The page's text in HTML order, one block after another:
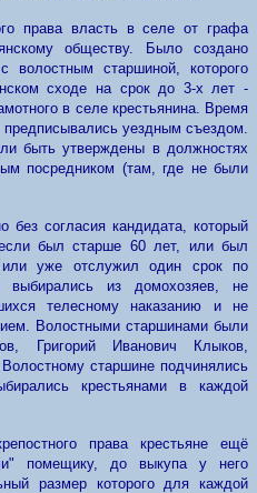
права власть в селе от графа
обществу. Было создано
волостным старшиной, которого
сходе на срок до 3-х лет -
в селе крестьянина. Время
предписывались уездным съездом.
быть утверждены в должностях
посредником (там, где не были
без согласия кандидата, который
был старше 60 лет, или был
уже отслужил один срок по
выбирались из домохозяев, не
телесному наказанию и не
Волостными старшинами были
Григорий Иванович Клыков,
старшине подчинялись
крестьянами в каждой
права крестьяне ещё
помещику, до выкупа у него
размер которого для каждой